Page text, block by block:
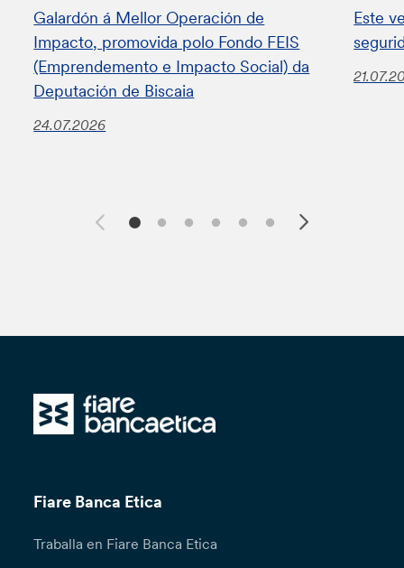
Galardón á Mellor Operación de
Impacto, promovida polo Fondo FEIS
(Emprendemento e Impacto Social) da
Deputación de Biscaia
24.07.2026
Este
Fiare Banca Etica
Traballa en Fiare Banca Etica